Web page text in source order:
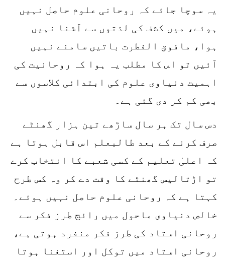
یہ سوچا جائے کہ روحانی علوم حاصل نہیں
ہوئے، میں کشف کی لذتوں سے آشنا نہیں
ہوا، مافوق الفطرت باتیں سامنے نہیں
آئیں تو اس کا مطلب یہ ہوا کہ روحانیت کی
اہمیت دنیاوی علوم کی ابتدائی کلاسوں سے
بھی کم کر دی گئی ہے۔
دس سال تک ہر سال ساڑھے تین ہزار گھنٹے
صرف کرنے کے بعد طالبعلم اس قابل ہوتا ہے
کہ اعلیٰ تعلیم کے کسی شعبے کا انتخاب کرے
تو اڑتالیس گھنٹے کا وقت دے کر وہ کس طرح
کہتا ہے کہ روحانی علوم حاصل نہیں ہوئے۔
خالص دنیاوی ماحول میں رائج طرز فکر سے
روحانی استاد کی طرز فکر منفرد ہوتی ہے،
روحانی استاد میں توکل اور استغنا ہوتا